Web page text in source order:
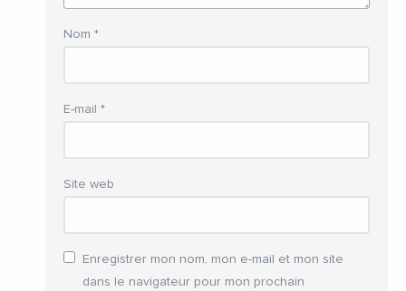
Nom *
E-mail *
Site web
Enregistrer mon nom, mon e-mail et mon site
dans le navigateur pour mon prochain